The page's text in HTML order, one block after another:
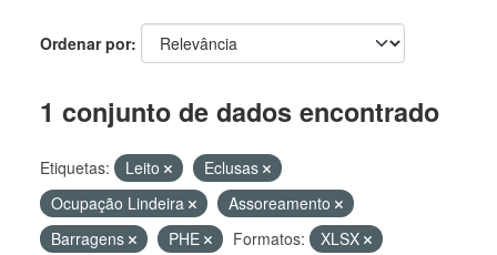
Ordenar por
1 conjunto de dados encontrado
Etiquetas: Leito
Eclusas
Ocupação Lindeira
Assoreamento
Barragens
PHE Formatos:
XLSX